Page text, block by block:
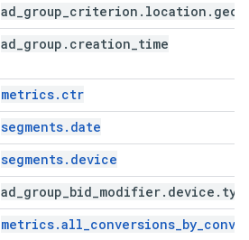
ad group criterion . location . geo
ad group . creation time
metrics.ctr
segments.date
segments.device
ad group bid modifier. device .